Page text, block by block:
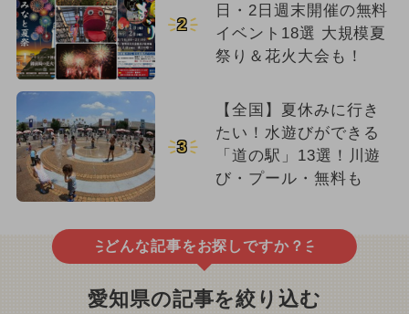
2
日・2日週末開催の無料
イベント18選 大規模夏
祭り＆花火大会も！
3
【全国】夏休みに行き
たい！水遊びができる
「道の駅」13選！川遊
び・プール・無料も
どんな記事をお探しですか？
愛知県の記事を絞り込む